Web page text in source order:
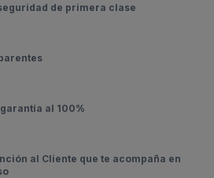
de primera clase
al 100%
al Cliente que te acompaña en